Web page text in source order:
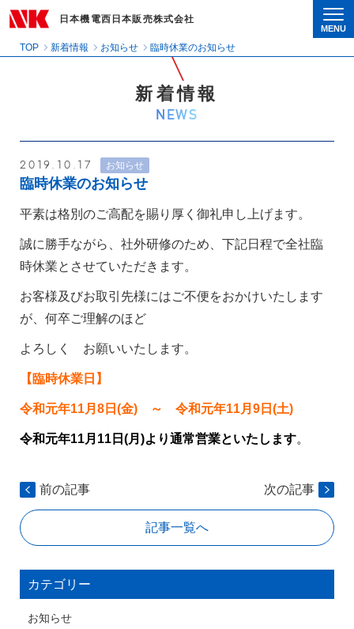
日本機電西日本販売株式会社
MENU
TOP 新着情報 お知らせ 臨時休業のお知らせ
新着情報
NEWS
2019.10.17 お知らせ
臨時休業のお知らせ
平素は格別のご高配を賜り厚く御礼申し上げます。
誠に勝手ながら、社外研修のため、下記日程で全社臨
時休業とさせていただきます。
お客様及びお取引先様にはご不便をおかけいたします
が、何卒ご理解のほど
よろしく お願いいたします。
【臨時休業日】
令和元年11月8日(金) ～ 令和元年11月9日(土)
令和元年11月11日(月)より通常営業といたします。
前の記事 次の記事
記事一覧へ
カテゴリー
お知らせ